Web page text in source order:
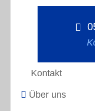
Kontakt
Über uns